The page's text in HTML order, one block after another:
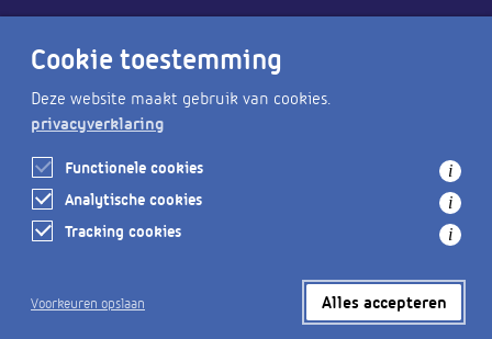
Ook handig
Heemskerk Zee van tijd
Gemeente Heemskerk
Wat is er te doen?
Privacy Mail de redactie
Cookie toestemming
Deze website maakt gebruik van cookies.
privacyverklaring
Functionele cookies i
Analytische cookies i
Tracking cookies i
Voorkeuren opslaan Alles accepteren